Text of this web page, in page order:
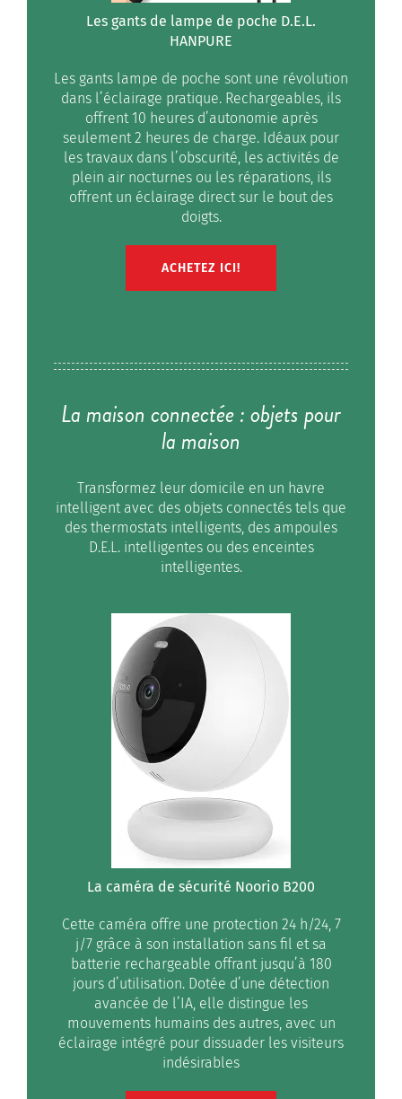
Les gants de lampe de poche D.E.L.
HANPURE
Les gants lampe de poche sont une révolution
dans l’éclairage pratique. Rechargeables, ils
offrent 10 heures d’autonomie après
seulement 2 heures de charge. Idéaux pour
les travaux dans l’obscurité, les activités de
plein air nocturnes ou les réparations, ils
offrent un éclairage direct sur le bout des
doigts.
ACHETEZ ICI!
La maison connectée : objets pour
la maison
Transformez leur domicile en un havre
intelligent avec des objets connectés tels que
des thermostats intelligents, des ampoules
D.E.L. intelligentes ou des enceintes
intelligentes.
La caméra de sécurité Noorio B200
Cette caméra offre une protection 24 h/24, 7
j/7 grâce à son installation sans fil et sa
batterie rechargeable offrant jusqu’à 180
jours d’utilisation. Dotée d’une détection
avancée de l’IA, elle distingue les
mouvements humains des autres, avec un
éclairage intégré pour dissuader les visiteurs
indésirables